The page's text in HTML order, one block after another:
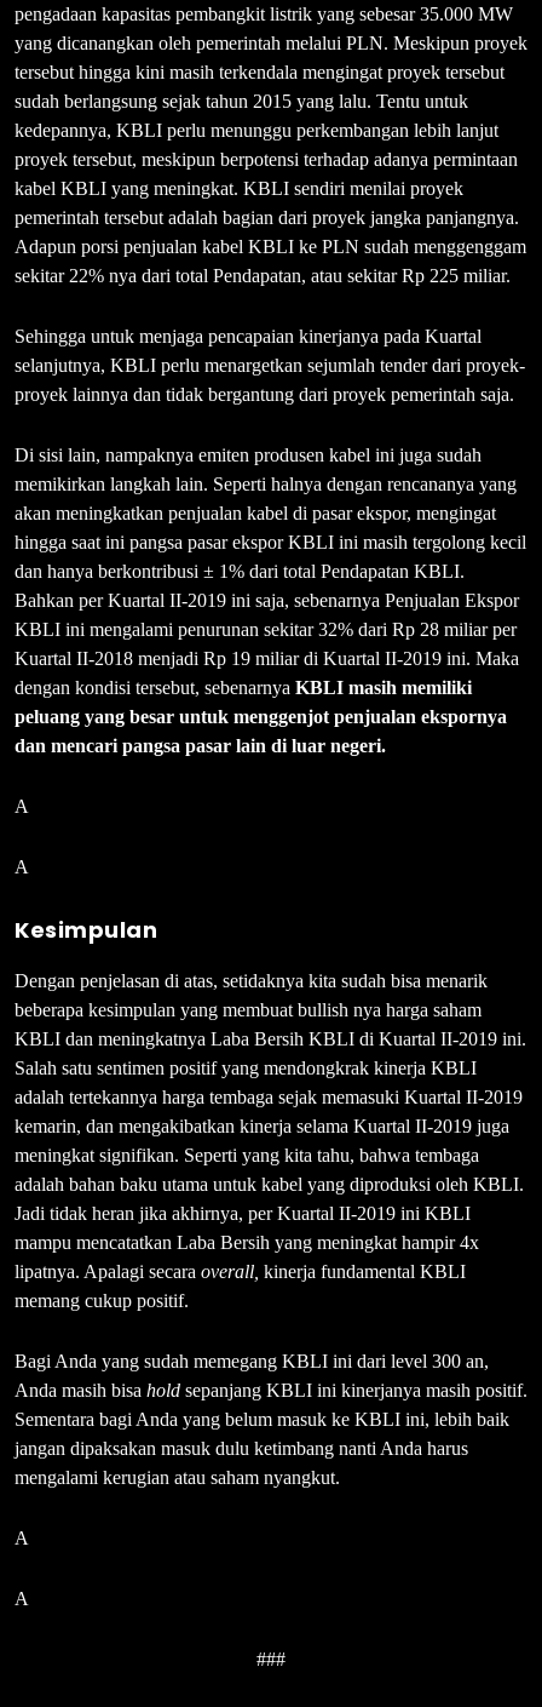
pengadaan kapasitas pembangkit listrik yang sebesar 35.000 MW
yang dicanangkan oleh pemerintah melalui PLN. Meskipun proyek
tersebut hingga kini masih terkendala mengingat proyek tersebut
sudah berlangsung sejak tahun 2015 yang lalu. Tentu untuk
kedepannya, KBLI perlu menunggu perkembangan lebih lanjut
proyek tersebut, meskipun berpotensi terhadap adanya permintaan
kabel KBLI yang meningkat. KBLI sendiri menilai proyek
pemerintah tersebut adalah bagian dari proyek jangka panjangnya.
Adapun porsi penjualan kabel KBLI ke PLN sudah menggenggam
sekitar 22% nya dari total Pendapatan, atau sekitar Rp 225 miliar.
Sehingga untuk menjaga pencapaian kinerjanya pada Kuartal
selanjutnya, KBLI perlu menargetkan sejumlah tender dari proyek-
proyek lainnya dan tidak bergantung dari proyek pemerintah saja.
Di sisi lain, nampaknya emiten produsen kabel ini juga sudah
memikirkan langkah lain. Seperti halnya dengan rencananya yang
akan meningkatkan penjualan kabel di pasar ekspor, mengingat
hingga saat ini pangsa pasar ekspor KBLI ini masih tergolong kecil
dan hanya berkontribusi ± 1% dari total Pendapatan KBLI.
Bahkan per Kuartal II-2019 ini saja, sebenarnya Penjualan Ekspor
KBLI ini mengalami penurunan sekitar 32% dari Rp 28 miliar per
Kuartal II-2018 menjadi Rp 19 miliar di Kuartal II-2019 ini. Maka
dengan kondisi tersebut, sebenarnya KBLI masih memiliki
peluang yang besar untuk menggenjot penjualan ekspornya
dan mencari pangsa pasar lain di luar negeri.
A
A
Kesimpulan
Dengan penjelasan di atas, setidaknya kita sudah bisa menarik
beberapa kesimpulan yang membuat bullish nya harga saham
KBLI dan meningkatnya Laba Bersih KBLI di Kuartal II-2019 ini.
Salah satu sentimen positif yang mendongkrak kinerja KBLI
adalah tertekannya harga tembaga sejak memasuki Kuartal II-2019
kemarin, dan mengakibatkan kinerja selama Kuartal II-2019 juga
meningkat signifikan. Seperti yang kita tahu, bahwa tembaga
adalah bahan baku utama untuk kabel yang diproduksi oleh KBLI.
Jadi tidak heran jika akhirnya, per Kuartal II-2019 ini KBLI
mampu mencatatkan Laba Bersih yang meningkat hampir 4x
lipatnya. Apalagi secara overall, kinerja fundamental KBLI
memang cukup positif.
Bagi Anda yang sudah memegang KBLI ini dari level 300 an,
Anda masih bisa hold sepanjang KBLI ini kinerjanya masih positif.
Sementara bagi Anda yang belum masuk ke KBLI ini, lebih baik
jangan dipaksakan masuk dulu ketimbang nanti Anda harus
mengalami kerugian atau saham nyangkut.
A
A
###